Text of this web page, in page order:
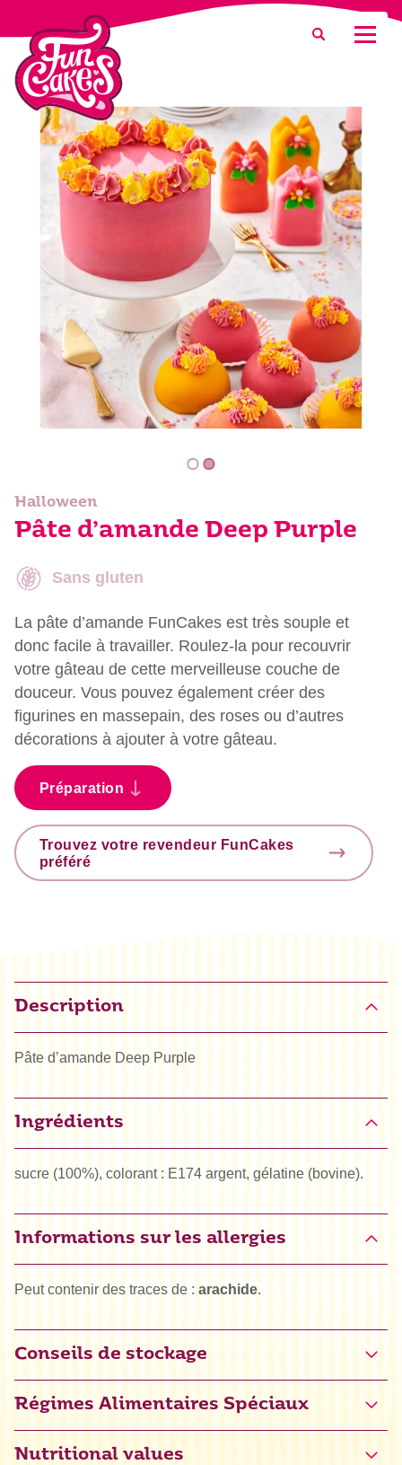
Que recherchez-vous ?
Recherche
Halloween
Pâte d’amande Deep Purple
Sans gluten
La pâte d’amande FunCakes est très souple et
donc facile à travailler. Roulez-la pour recouvrir
votre gâteau de cette merveilleuse couche de
douceur. Vous pouvez également créer des
figurines en massepain, des roses ou d’autres
décorations à ajouter à votre gâteau.
Préparation
Trouvez votre revendeur FunCakes
préféré
Description
Pâte d’amande Deep Purple
Ingrédients
sucre (100%), colorant : E174 argent, gélatine (bovine).
Informations sur les allergies
Peut contenir des traces de : arachide.
Conseils de stockage
Régimes Alimentaires Spéciaux
Certifié sans gluten (NL-090-201)
Nutritional values